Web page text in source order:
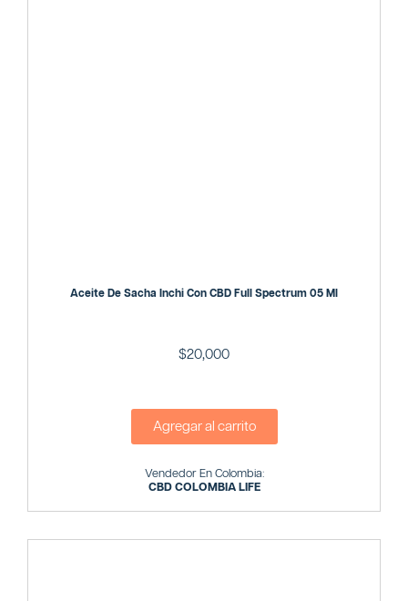
Aceite De Sacha Inchi Con CBD Full Spectrum 05 Ml
$20,000
Agregar al carrito
Vendedor En Colombia:
CBD COLOMBIA LIFE